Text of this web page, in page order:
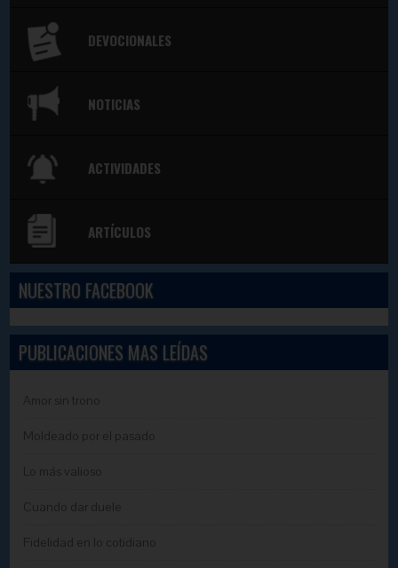
DEVOCIONALES
NOTICIAS
ACTIVIDADES
ARTÍCULOS
NUESTRO FACEBOOK
PUBLICACIONES MAS LEÍDAS
Amor sin trono
Moldeado por el pasado
Lo más valioso
Cuando dar duele
Fidelidad en lo cotidiano